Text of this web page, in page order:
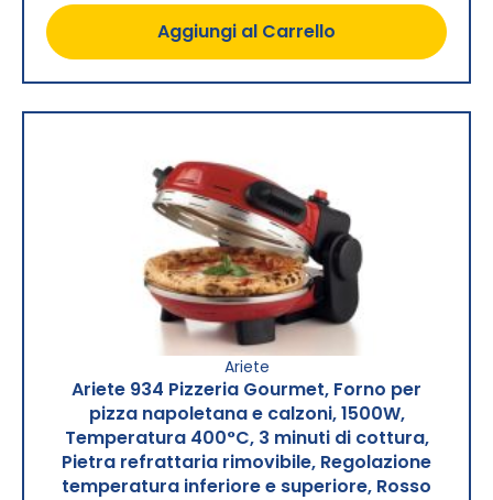
Aggiungi al Carrello
Ariete
Ariete 934 Pizzeria Gourmet, Forno per
pizza napoletana e calzoni, 1500W,
Temperatura 400°C, 3 minuti di cottura,
Pietra refrattaria rimovibile, Regolazione
temperatura inferiore e superiore, Rosso